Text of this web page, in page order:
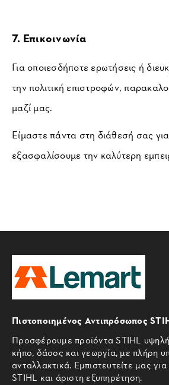
7. Επικοινωνία
Για οποιεσδήποτε ερωτήσεις ή
την πολιτική επιστροφών,
μαζί μας.
Είμαστε πάντα στη διάθεσή σας
εξασφαλίσουμε την καλύτερη
Πιστοποιημένος Αντιπρόσωπος
Προσφέρουμε προϊόντα STIHL
κήπο, δάσος και γεωργία, με πλήρη
ανταλλακτικά. Εμπιστευτείτε μας για
STIHL και άριστη εξυπηρέτηση.